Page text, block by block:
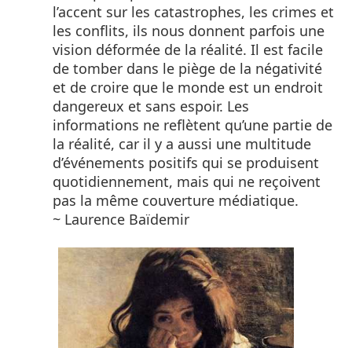
l’accent sur les catastrophes, les crimes et
les conflits, ils nous donnent parfois une
vision déformée de la réalité. Il est facile
de tomber dans le piège de la négativité
et de croire que le monde est un endroit
dangereux et sans espoir. Les
informations ne reflètent qu’une partie de
la réalité, car il y a aussi une multitude
d’événements positifs qui se produisent
quotidiennement, mais qui ne reçoivent
pas la même couverture médiatique.
~ Laurence Baïdemir